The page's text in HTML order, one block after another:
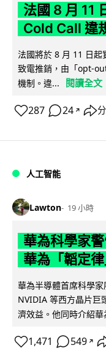
法國 8 月 11
Cold Call 違
法國將於 8 月 11 日起
致電推銷，由「opt-
機制。違...
閱讀全文
287 24 ↗
人工智能
Lawton 19 小時
華為科學家
華為「韜定
華為半導體首席科學
NVIDIA 等西方晶片巨
濟效益。他同時介紹華
1,471 549 ↗